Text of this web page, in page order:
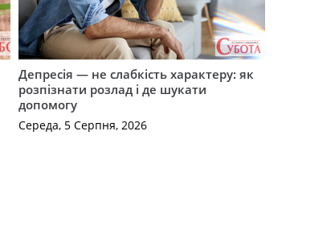
Депресія — не слабкість характеру: як
розпізнати розлад і де шукати
допомогу
Середа, 5 Серпня, 2026